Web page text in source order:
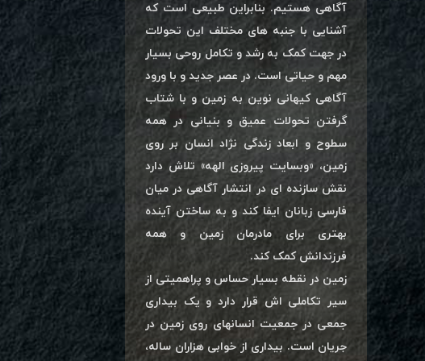
آگاهی هستیم. بنابراین طبیعی است که
آشنایی با جنبه های مختلف این تحولات
در جهت کمک به رشد و تکامل روحی بسیار
مهم و حیاتی است. در عصر جدید و با ورود
آگاهی کیهانی نوین به زمین و با شتاب
گرفتن تحولات عمیق و بنیانی در همه
سطوح و ابعاد زندگی نژاد انسان بر روی
زمین، «وبسایت پیروزی الهه» تلاش دارد
نقش سازنده ای در انتشار آگاهی در میان
فارسی زبانان ایفا کند و به ساختن آینده
بهتری برای مادرمان زمین و همه
فرزندانش کمک کند.
زمین در نقطه بسیار حساس و پراهمیتی از
سیر تکاملی اش قرار دارد و یک بیداری
جمعی در جمعیت انسانهای روی زمین در
جریان است. بیداری از خوابی هزاران ساله،